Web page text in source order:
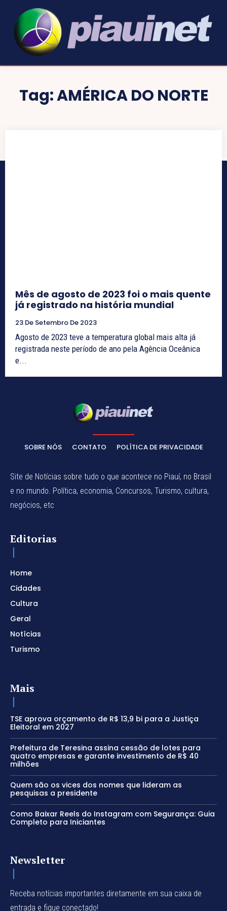
Tag:AMÉRICA DO NORTE
Mês de agosto de 2023 foi o mais quente
já registrado na história mundial
23 De Setembro De 2023
Agosto de 2023 teve a temperatura global mais alta já
registrada neste período de ano pela Agência Oceânica
e...
SOBRE NÓS CONTATO POLÍTICA DE PRIVACIDADE
Site de Notícias sobre tudo o que acontece no Piauí, no Brasil
e no mundo. Política, economia, Concursos, Turismo, cultura,
negócios, etc
Editorias
Home
Cidades
Cultura
Geral
Notícias
Turismo
Mais
TSE aprova orçamento de R$ 13,9 bi para a Justiça
Eleitoral em 2027
Prefeitura de Teresina assina cessão de lotes para
quatro empresas e garante investimento de R$ 40
milhões
Quem são os vices dos nomes que lideram as
pesquisas a presidente
Como Baixar Reels do Instagram com Segurança: Guia
Completo para Iniciantes
Newsletter
Receba notícias importantes diretamente em sua caixa de
entrada e fique conectado!